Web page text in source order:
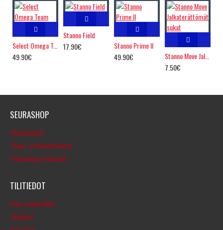
49.90€
Stanno Field
17.90€
Stanno Prime II
49.90€
Stanno Move Jalkaterättömät sukat
7.50€
SEURASHOP
Yhteystiedot
Tilaus- ja toimitusehdot
Tietosuoja ja evästeet
TILITIEDOT
Oma asiakastilini
Tilaukset